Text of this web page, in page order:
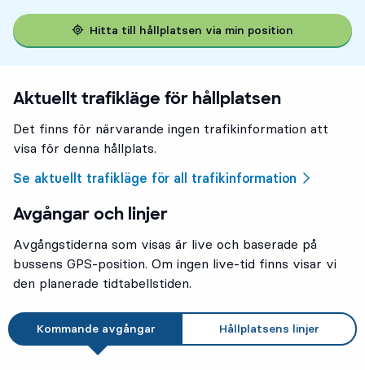
Hitta till hållplatsen via min position
Aktuellt trafikläge för hållplatsen
Det finns för närvarande ingen trafikinformation att
visa för denna hållplats.
Se aktuellt trafikläge för all trafikinformation
Avgångar och linjer
Avgångstiderna som visas är live och baserade på
bussens GPS-position. Om ingen live-tid finns visar vi
den planerade tidtabellstiden.
Kommande avgångar Hållplatsens linjer